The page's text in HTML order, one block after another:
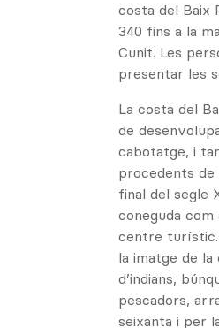
costa del Baix
340 fins a la
Cunit. Les
presentar les
La costa del
de
cabotatge, i
procedents de
final del segle
coneguda
centre turístic.
la imatge de la
d’indians,
pescadors,
seixanta i per